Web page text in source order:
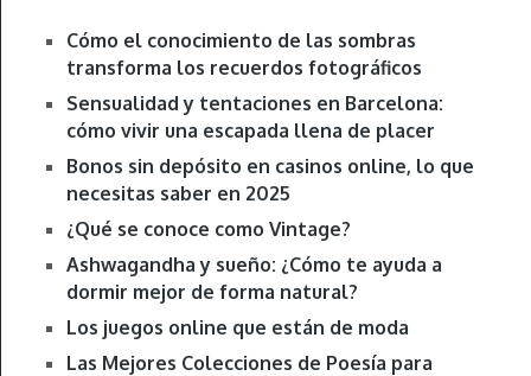
Cómo el conocimiento de las sombras
transforma los recuerdos fotográficos
Sensualidad y tentaciones en Barcelona:
cómo vivir una escapada llena de placer
Bonos sin depósito en casinos online, lo que
necesitas saber en 2025
¿Qué se conoce como Vintage?
Ashwagandha y sueño: ¿Cómo te ayuda a
dormir mejor de forma natural?
Los juegos online que están de moda
Las Mejores Colecciones de Poesía para